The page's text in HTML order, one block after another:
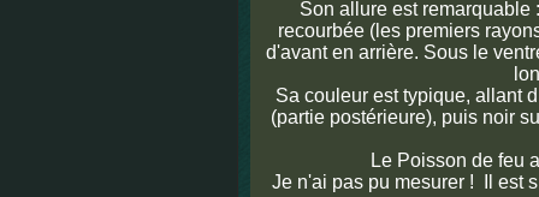
Son allure est
recourbée (les premiers
d'avant en arrière. Sous le
Sa couleur est typique, allant
(partie postérieure), puis noir
Le Poisson de feu
Je n'ai pas pu mesurer ! Il est